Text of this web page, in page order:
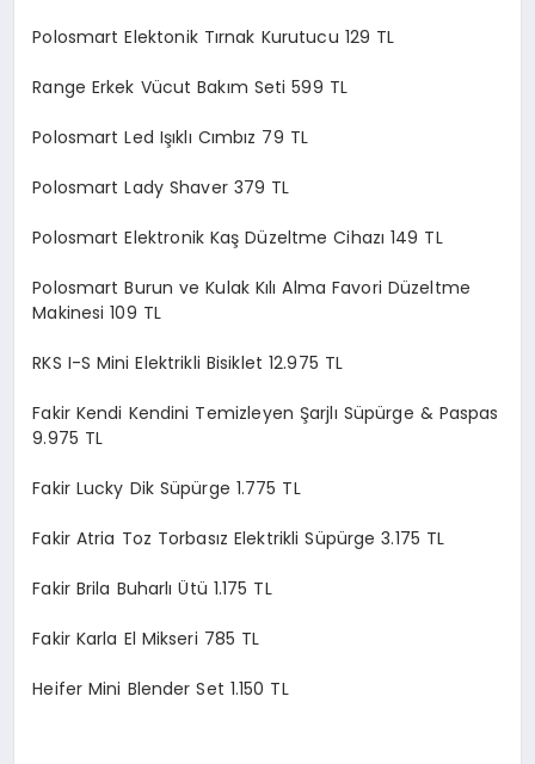
Polosmart Elektonik Tırnak Kurutucu 129 TL
Range Erkek Vücut Bakım Seti 599 TL
Polosmart Led Işıklı Cımbız 79 TL
Polosmart Lady Shaver 379 TL
Polosmart Elektronik Kaş Düzeltme Cihazı 149 TL
Polosmart Burun ve Kulak Kılı Alma Favori Düzeltme
Makinesi 109 TL
RKS I-S Mini Elektrikli Bisiklet 12.975 TL
Fakir Kendi Kendini Temizleyen Şarjlı Süpürge & Paspas
9.975 TL
Fakir Lucky Dik Süpürge 1.775 TL
Fakir Atria Toz Torbasız Elektrikli Süpürge 3.175 TL
Fakir Brila Buharlı Ütü 1.175 TL
Fakir Karla El Mikseri 785 TL
Heifer Mini Blender Set 1.150 TL